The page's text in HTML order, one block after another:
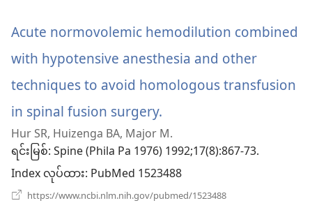
ပါ
တယ်)
နေ
ပါ
တယ်)
Acute normovolemic hemodilution combined
with hypotensive anesthesia and other
techniques to avoid homologous transfusion
in spinal fusion surgery.
အသစ်
ဖွ
င့်
Hur SR, Huizenga BA, Major M.
ရင်းမြစ်‎: Spine (Phila Pa 1976) 1992;17(8):867-73.
Index လုပ်ထား‎: PubMed 1523488
https://www.ncbi.nlm.nih.gov/pubmed/1523488